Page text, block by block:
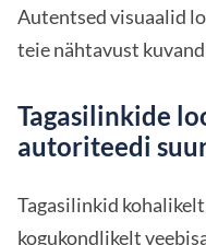
Autentsed visuaalid
teie nähtavust
Tagasilinkide
autoriteedi
Tagasilinkid
kogukondlikelt